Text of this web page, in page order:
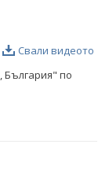
Свали видеото
по